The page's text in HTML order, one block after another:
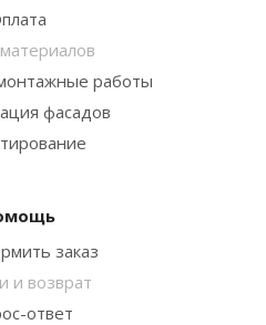
работы
фасадов
заказ
и возврат
ответ